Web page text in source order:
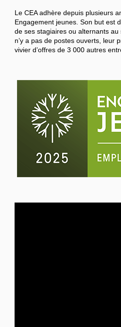
Le CEA adhère depuis plusieurs
Engagement jeunes. Son but est
de ses stagiaires ou alternants au
n’y a pas de postes ouverts, leur
vivier d’offres de 3 000 autres